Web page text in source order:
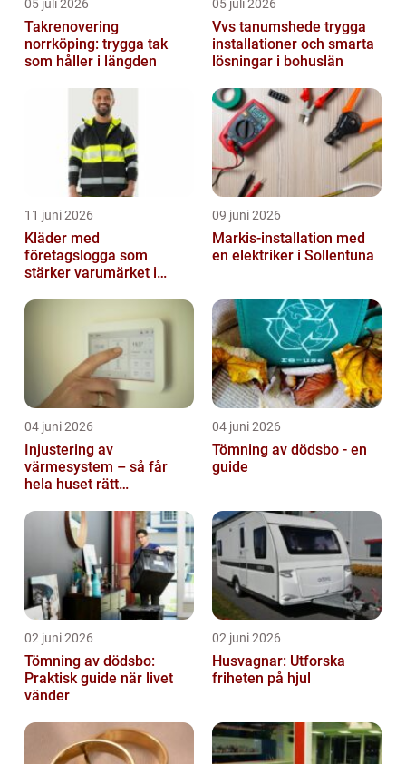
05 juli 2026
Takrenovering
norrköping: trygga tak
som håller i längden
05 juli 2026
Vvs tanumshede trygga
installationer och smarta
lösningar i bohuslän
11 juni 2026
Kläder med
företagslogga som
stärker varumärket i
09 juni 2026
Markis-installation med
en elektriker i Sollentuna
04 juni 2026
Injustering av
värmesystem – så får
hela huset rätt
04 juni 2026
Tömning av dödsbo - en
guide
02 juni 2026
Tömning av dödsbo:
Praktisk guide när livet
vänder
02 juni 2026
Husvagnar: Utforska
friheten på hjul